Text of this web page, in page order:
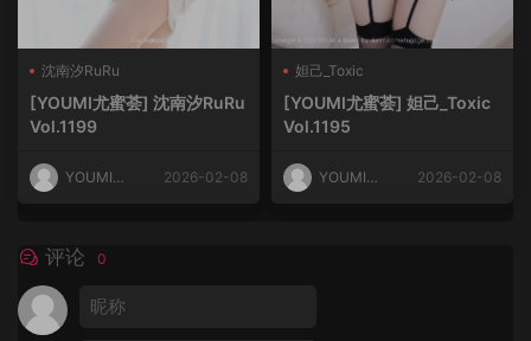
沈南汐RuRu
[YOUMI尤蜜荟] 沈南汐RuRu
Vol.1199
YOUMI尤
2026-02-08
妲己_Toxic
[YOUMI尤蜜荟] 妲己_Toxic
Vol.1195
YOUMI尤
2026-02-08
评论 0